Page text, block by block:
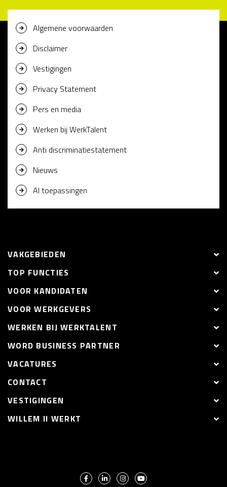
Algemene voorwaarden
Disclaimer
Vestigingen
Privacy Statement
Pers en media
Werken bij WerkTalent
Anti discriminatiestatement
Nieuws
AI toepassingen
VAKGEBIEDEN
TOP FUNCTIES
VOOR KANDIDATEN
VOOR WERKGEVERS
WERKEN BIJ WERKTALENT
WORD BUSINESS PARTNER
VACATURES
CONTACT
VESTIGINGEN
WILLEM II WERKT